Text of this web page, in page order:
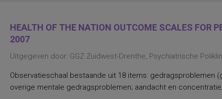
spelling van Nederlandse niet-
werkwoorden
ADHD, ODD en CD
taal- en communicatieproblemen
taalvaardigheid, receptief
toestandsangst en angstdispositie
Nederlands leesvaardigheid, Nederlands
HEALTH OF THE NATION OUTCOME SCALES FOR
2007
Uitgegeven door: GGZ Zuidwest-Drenthe, Psychiatrische
Observatieschaal bestaande uit 18 items:
overige mentale gedragsproblemen; aandacht en